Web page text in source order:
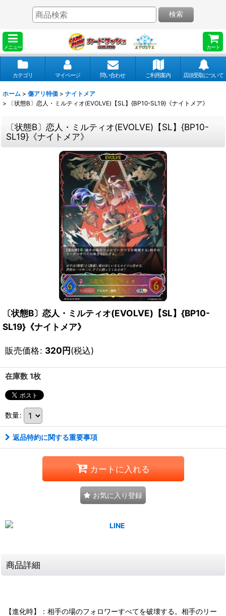
メニュー カート
検索
カテゴリ マイページ 問い合わせ ご利用案内 店頭受取について
ホーム > 傷アリ特価 > ナイトメア
>
〔状態B〕恋人・ミルティオ(EVOLVE)【SL】{BP10-SL19}《ナイトメア》
〔状態B〕恋人・ミルティオ(EVOLVE)【SL】{BP10-
SL19}《ナイトメア》
〔状態B〕恋人・ミルティオ(EVOLVE)【SL】{BP10-
SL19}《ナイトメア》
販売価格: 320円(税込)
在庫数 1枚
数量:
返品特約に関する重要事項
カートに入れる
お気に入り登録
商品詳細
【進化時】：相手の場のフォロワーすべてを破壊する。相手のリー